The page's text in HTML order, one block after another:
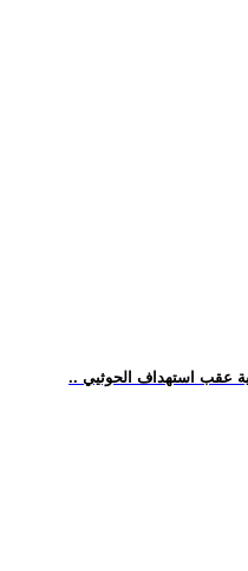
عقب استهداف الحوثيي